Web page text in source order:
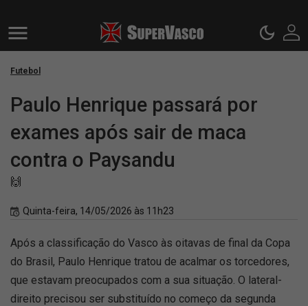
Futebol
Paulo Henrique passará por
exames após sair de maca
contra o Paysandu
🙌
Quinta-feira, 14/05/2026 às 11h23
Após a classificação do Vasco às oitavas de final da Copa
do Brasil, Paulo Henrique tratou de acalmar os torcedores,
que estavam preocupados com a sua situação. O lateral-
direito precisou ser substituído no começo da segunda